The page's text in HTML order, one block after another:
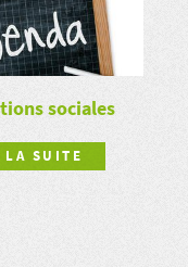
sociales
LA SUITE